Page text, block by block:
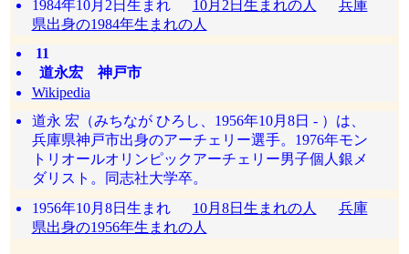
1984年10月2日生まれ 10月2日生まれの人
兵庫
県出身の1984年生まれの人
11
道永宏 神戸市
Wikipedia
道永 宏（みちなが ひろし、1956年10月8日 - ）は、
兵庫県神戸市出身のアーチェリー選手。1976年モン
トリオールオリンピックアーチェリー男子個人銀メ
ダリスト。同志社大学卒。
1956年10月8日生まれ 10月8日生まれの人
兵庫
県出身の1956年生まれの人